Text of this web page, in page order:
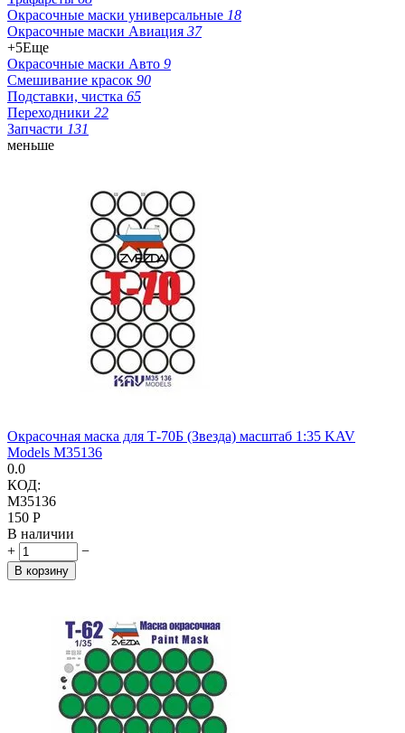
Окрасочные маски универсальные 18
Окрасочные маски Авиация 37
+5Еще
Окрасочные маски Авто 9
Смешивание красок 90
Подставки, чистка 65
Переходники 22
Запчасти 131
меньше
Окрасочная маска для Т-70Б (Звезда) масштаб 1:35 KAV
Models M35136
0.0
КОД:
M35136
‍150‍ Р
В наличии
+
−
В корзину